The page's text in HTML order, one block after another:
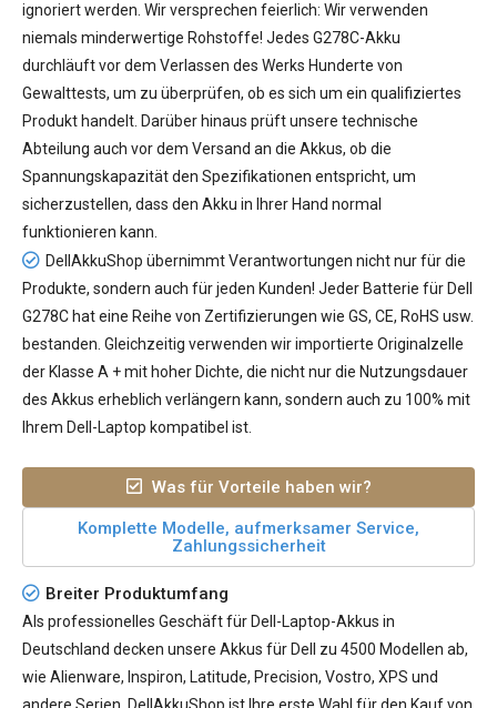
ignoriert werden. Wir versprechen feierlich: Wir verwenden
niemals minderwertige Rohstoffe! Jedes G278C-Akku
durchläuft vor dem Verlassen des Werks Hunderte von
Gewalttests, um zu überprüfen, ob es sich um ein qualifiziertes
Produkt handelt. Darüber hinaus prüft unsere technische
Abteilung auch vor dem Versand an die Akkus, ob die
Spannungskapazität den Spezifikationen entspricht, um
sicherzustellen, dass den Akku in Ihrer Hand normal
funktionieren kann.
DellAkkuShop übernimmt Verantwortungen nicht nur für die
Produkte, sondern auch für jeden Kunden! Jeder Batterie für Dell
G278C hat eine Reihe von Zertifizierungen wie GS, CE, RoHS usw.
bestanden. Gleichzeitig verwenden wir importierte Originalzelle
der Klasse A + mit hoher Dichte, die nicht nur die Nutzungsdauer
des Akkus erheblich verlängern kann, sondern auch zu 100% mit
Ihrem Dell-Laptop kompatibel ist.
Was für Vorteile haben wir?
Komplette Modelle, aufmerksamer Service,
Zahlungssicherheit
Breiter Produktumfang
Als professionelles Geschäft für Dell-Laptop-Akkus in
Deutschland decken unsere Akkus für Dell zu 4500 Modellen ab,
wie Alienware, Inspiron, Latitude, Precision, Vostro, XPS und